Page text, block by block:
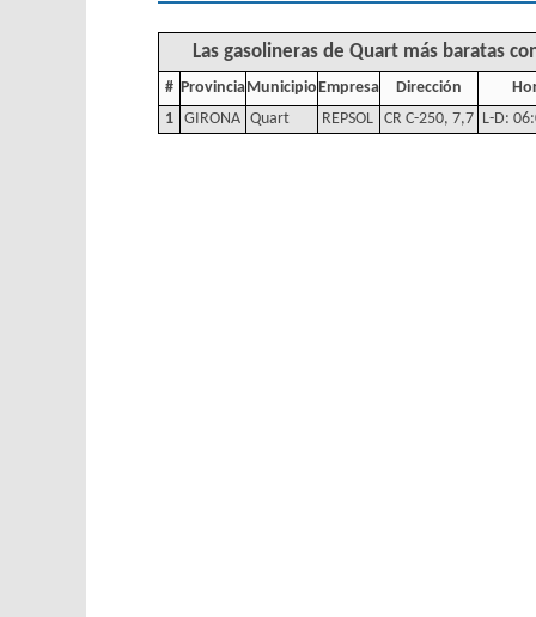
Las gasolineras de Quart más baratas
# ProvinciaMunicipioEmpresa Dirección
1 GIRONA Quart REPSOL CR C-250, 7,7 L-D: